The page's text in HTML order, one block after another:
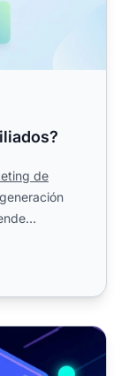
de
Affiliate Pro